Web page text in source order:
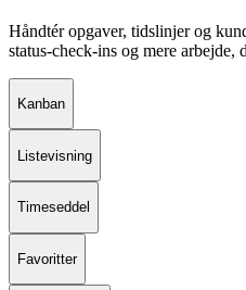
Håndtér opgaver, tidslinjer og
status-check-ins og mere
Kanban
Listevisning
Timeseddel
Favoritter